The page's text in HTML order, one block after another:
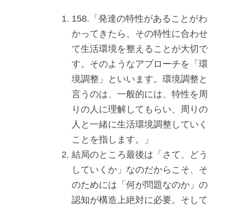
158.「発達の特性があることがわ
かってきたら、その特性に合わせ
て生活環境を整えることが大切で
す。そのようなアプローチを「環
境調整」といいます。環境調整と
言うのは、一般的には、特性を周
りの人に理解してもらい、周りの
人と一緒に生活環境調整していく
ことを指します。」
結局のところ最後は「さて、どう
していくか」なのだからこそ、そ
のためには「何が問題なのか」の
認知が構造上絶対に必要。そして